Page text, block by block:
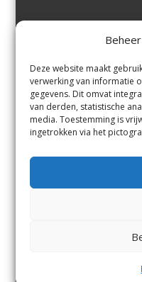
Deze website maakt
verwerking van informatie
gegevens. Dit omvat
van derden, statistische
media. Toestemming is
ingetrokken via het
Margadantstraat 34
0255-533900
info@jutter.nlof
st.nl
Contact
Andere uitgaven
Voorwaarden
©